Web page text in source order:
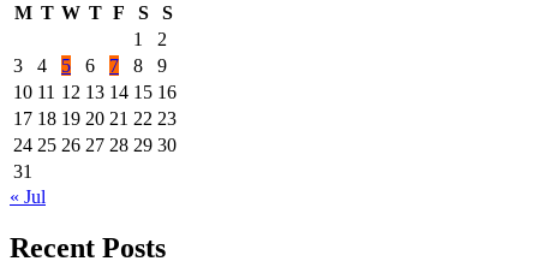
M T W T F S
S
1
2
3
4 5 6 7 8
9
10 11 12 13 14 15 16
17 18 19 20 21 22 23
24 25 26 27 28 29 30
31
« Jul
Recent Posts